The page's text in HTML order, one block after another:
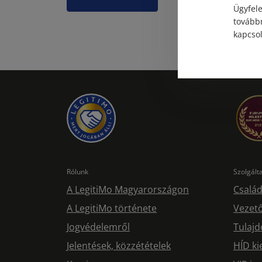
Rólunk
A LegitiMo Magyarországon
A LegitiMo története
Jogvédelemről
Jelentések, közzétételek
HÍD